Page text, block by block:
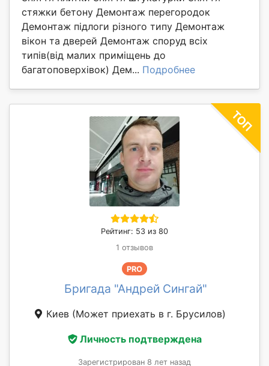
стяжки бетону Демонтаж перегородок
Демонтаж підлоги різного типу Демонтаж
вікон та дверей Демонтаж споруд всіх
типів(від малих приміщень до
багатоповерхівок) Дем... Подробнее
Рейтинг: 53 из 80
1 отзывов
PRO
Бригада "Андрей Сингай"
Киев (Может приехать в г. Брусилов)
Личность подтверждена
Зарегистрирован 8 лет назад